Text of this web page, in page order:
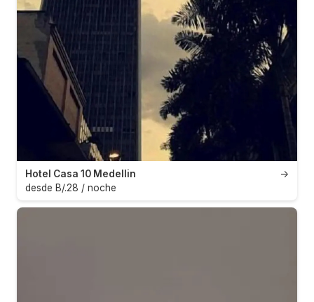
→
Hotel Casa 10 Medellin
desde B/.28 / noche